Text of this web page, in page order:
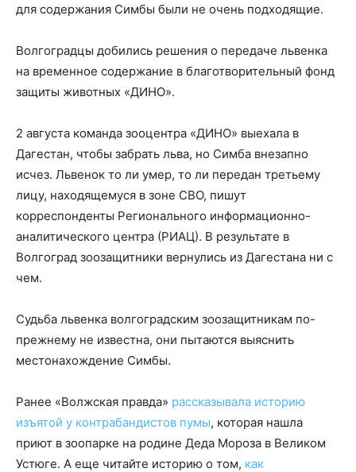
для содержания Симбы были не очень подходящие.
Волгоградцы добились решения о передаче львенка
на временное содержание в благотворительный фонд
защиты животных «ДИНО».
2 августа команда зооцентра «ДИНО» выехала в
Дагестан, чтобы забрать льва, но Симба внезапно
исчез. Львенок то ли умер, то ли передан третьему
лицу, находящемуся в зоне СВО, пишут
корреспонденты Регионального информационно-
аналитического центра (РИАЦ). В результате в
Волгоград зоозащитники вернулись из Дагестана ни с
чем.
Судьба львенка волгоградским зоозащитникам по-
прежнему не известна, они пытаются выяснить
местонахождение Симбы.
Ранее «Волжская правда» рассказывала историю
изъятой у контрабандистов пумы, которая нашла
приют в зоопарке на родине Деда Мороза в Великом
Устюге. А еще читайте историю о том, как